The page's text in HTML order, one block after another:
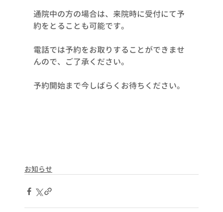
通院中の方の場合は、来院時に受付にて予
約をとることも可能です。
電話では予約をお取りすることができませ
んので、ご了承ください。
予約開始まで今しばらくお待ちください。
お知らせ